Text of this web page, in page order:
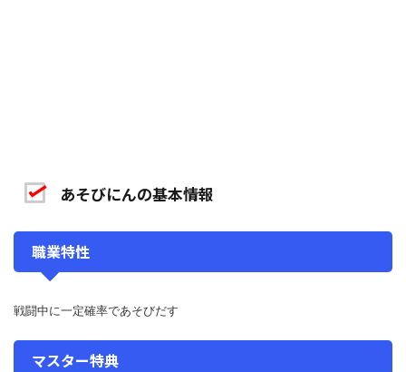
あそびにんの基本情報
職業特性
戦闘中に一定確率であそびだす
マスター特典